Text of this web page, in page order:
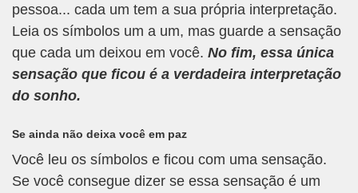
pessoa... cada um tem a sua própria interpretação.
Leia os símbolos um a um, mas guarde a sensação
que cada um deixou em você. No fim, essa única
sensação que ficou é a verdadeira interpretação
do sonho.
Se ainda não deixa você em paz
Você leu os símbolos e ficou com uma sensação.
Se você consegue dizer se essa sensação é um